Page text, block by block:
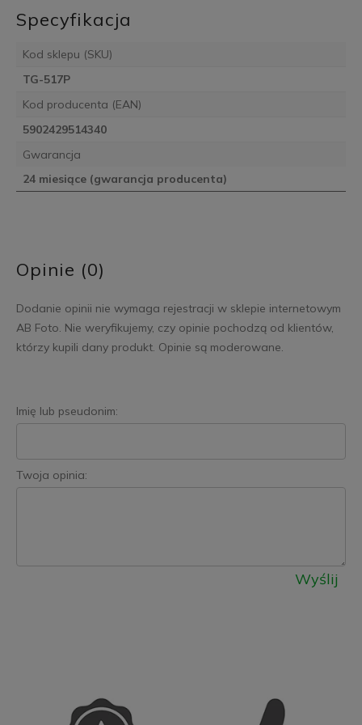
Specyfikacja
Kod sklepu (SKU)
TG-517P
Kod producenta (EAN)
5902429514340
Gwarancja
24 miesiące (gwarancja producenta)
Opinie (0)
Dodanie opinii nie wymaga rejestracji w sklepie internetowym
AB Foto. Nie weryfikujemy, czy opinie pochodzą od klientów,
którzy kupili dany produkt. Opinie są moderowane.
Imię lub pseudonim:
Twoja opinia:
Wyślij